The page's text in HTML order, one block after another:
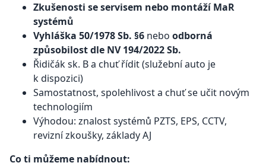
Zkušenosti se servisem nebo montáží MaR
systémů
Vyhláška 50/1978 Sb. §6 nebo odborná
způsobilost dle NV 194/2022 Sb.
Řidičák sk. B a chuť řídit (služební auto je
k dispozici)
Samostatnost, spolehlivost a chuť se učit novým
technologiím
Výhodou: znalost systémů PZTS, EPS, CCTV,
revizní zkoušky, základy AJ
Co ti můžeme nabídnout: